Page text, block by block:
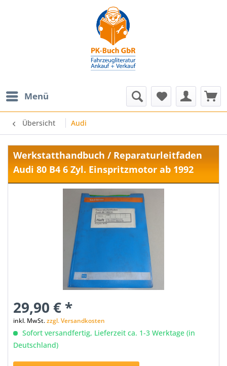
Menü
Übersicht Audi
Werkstatthandbuch / Reparaturleitfaden
Audi 80 B4 6 Zyl. Einspritzmotor ab 1992
29,90 € *
inkl. MwSt.zzgl. Versandkosten
Sofort versandfertig, Lieferzeit ca. 1-3 Werktage (in
Deutschland)